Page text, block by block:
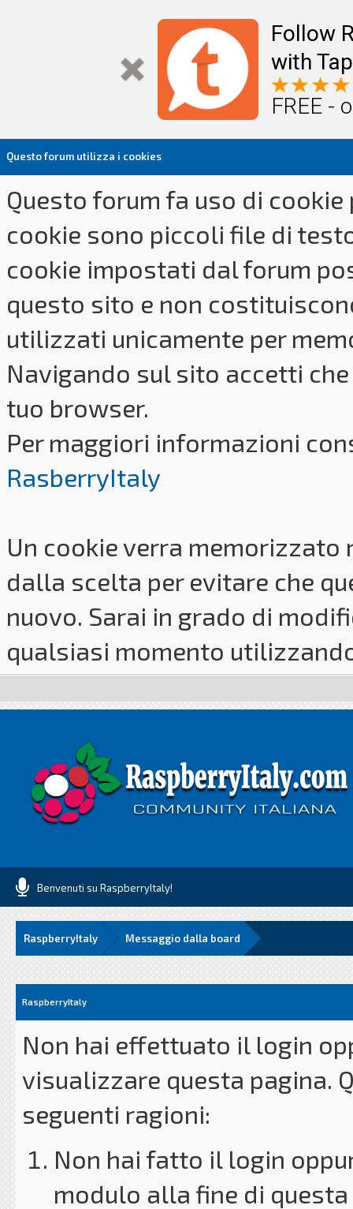
Follow
with
FREE -
Questo forum utilizza i cookies
Questo forum fa uso di
cookie sono piccoli file di
cookie impostati dal forum
questo sito e non
utilizzati unicamente per
Navigando sul sito accetti
tuo browser.
Per maggiori informazioni
RasberryItaly
Un cookie verra
dalla scelta per evitare che
nuovo. Sarai in grado di
qualsiasi momento
Benvenuti su RaspberryItaly!
RaspberryItaly Messaggio dalla board
RaspberryItaly
Non hai effettuato il login
visualizzare questa pagina.
seguenti ragioni:
Non hai fatto il login
modulo alla fine di